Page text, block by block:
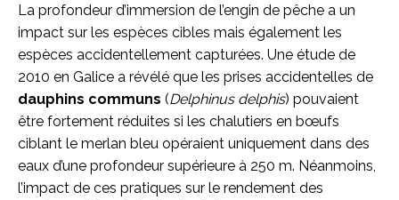
La profondeur d’immersion de l’engin de pêche a un
impact sur les espèces cibles mais également les
espèces accidentellement capturées. Une étude de
2010 en Galice a révélé que les prises accidentelles de
dauphins communs (Delphinus delphis) pouvaient
être fortement réduites si les chalutiers en bœufs
ciblant le merlan bleu opéraient uniquement dans des
eaux d’une profondeur supérieure à 250 m. Néanmoins,
l’impact de ces pratiques sur le rendement des